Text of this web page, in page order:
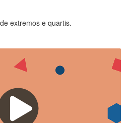
extremos e quartis.